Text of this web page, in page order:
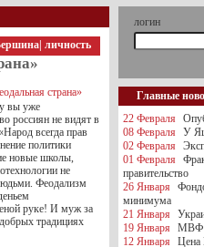
личность
вы уже
россиян не видят в
всегда прав
политики
новые школы,
не
Феодализм
руке! И муж за
традициях
логин
Главные
22 Февраля
08 Февраля
У
02 Февраля
01 Февраля
правительство
26 Января
минимума
21 Января
19 Января
МВФ
12 Января
Цена